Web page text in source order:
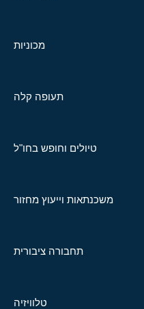
מכוניות
תעופה קלה
טיולים וחופש בחו"ל
משכנתאות וייעוץ מחזור
תחבורה ציבורית
טלוויזיה